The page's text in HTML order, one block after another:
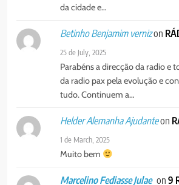
da cidade e…
Betinho Benjamim vernizon
25 de July, 2025
Parabéns a direcção da radio e
da radio pax pela evolução e
tudo. Continuem a…
Helder Alemanha Ajudanteon
1 de March, 2025
Muito bem
Marcelino Fediasse Julae on9